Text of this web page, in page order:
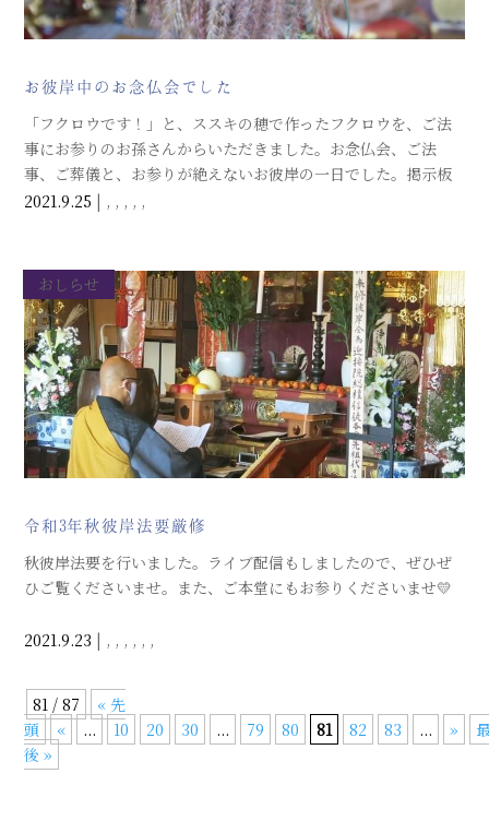
お彼岸中のお念仏会でした
2021.9.25 | , , , , ,
「フクロウです！」と、ススキの穂で作ったフクロウを、ご法
事にお参りのお孫さんからいただきました。お念仏会、ご法
事、ご葬儀と、お参りが絶えないお彼岸の一日でした。掲示板
の「大切なこと」は、「わおん」になりました！
令和3年秋彼岸法要厳修
2021.9.23 |
おしらせ
, , , , , ,
秋彼岸法要を行いました。ライブ配信もしましたので、ぜひぜ
ひご覧くださいませ。また、ご本堂にもお参りくださいませ💛
81 / 87
« 先
頭
« ... 10 20 30 ... 79 80 81 82 83 ... »
後 »